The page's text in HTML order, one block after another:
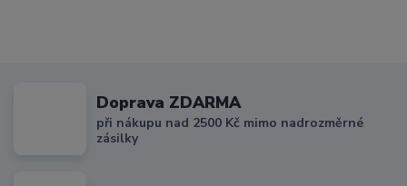
Doprava ZDARMA
při nákupu nad 2500 Kč mimo nadrozměrné
zásilky